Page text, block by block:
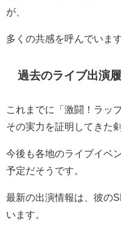
が、
多くの共感を呼んでいます
過去のライブ出演
これまでに「激闘！ラッ
その実力を証明してきた
今後も各地のライブイベ
予定だそうです。
最新の出演情報は、彼の
います。